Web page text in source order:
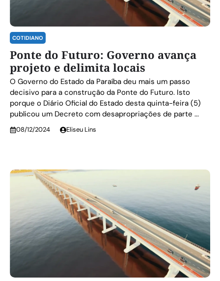
COTIDIANO
Ponte do Futuro: Governo avança
projeto e delimita locais
O Governo do Estado da Paraíba deu mais um passo
decisivo para a construção da Ponte do Futuro. Isto
porque o Diário Oficial do Estado desta quinta-feira (5)
publicou um Decreto com desapropriações de parte ...
08/12/2024 Eliseu Lins